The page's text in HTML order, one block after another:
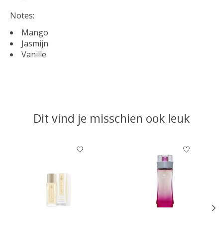
Notes:
Mango
Jasmijn
Vanille
Dit vind je misschien ook leuk
Items van productcarrousel